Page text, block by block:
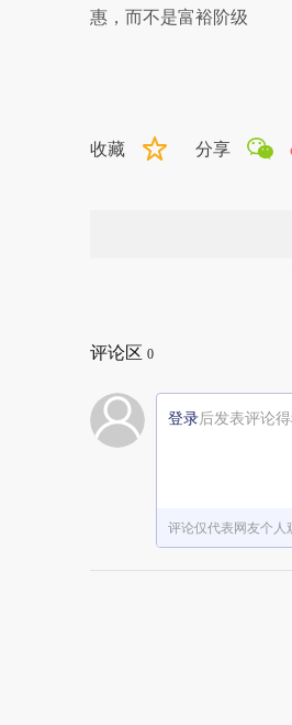
惠，而不是富裕阶级
收藏 分享
评论区 0
登录后发表评论
评论仅代表网友个人